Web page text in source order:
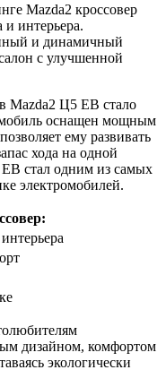
Mazda2 кроссовер
и интерьера.
и динамичный
с улучшенной
Mazda2 Ц5 ЕВ стало
оснащен мощным
ему развивать
хода на одной
ЕВ стал одним из самых
электромобилей.
дизайном, комфортом
экологически